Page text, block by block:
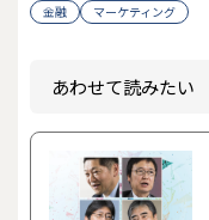
金融 マーケティング
あわせて読みたい